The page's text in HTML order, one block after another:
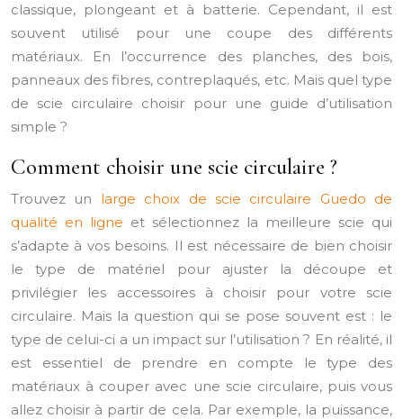
classique, plongeant et à batterie. Cependant, il est
souvent utilisé pour une coupe des différents
matériaux. En l’occurrence des planches, des bois,
panneaux des fibres, contreplaqués, etc. Mais quel type
de scie circulaire choisir pour une guide d’utilisation
simple ?
Comment choisir une scie circulaire ?
Trouvez un large choix de scie circulaire Guedo de
qualité en ligne et sélectionnez la meilleure scie qui
s’adapte à vos besoins. Il est nécessaire de bien choisir
le type de matériel pour ajuster la découpe et
privilégier les accessoires à choisir pour votre scie
circulaire. Mais la question qui se pose souvent est : le
type de celui-ci a un impact sur l’utilisation ? En réalité, il
est essentiel de prendre en compte le type des
matériaux à couper avec une scie circulaire, puis vous
allez choisir à partir de cela. Par exemple, la puissance,